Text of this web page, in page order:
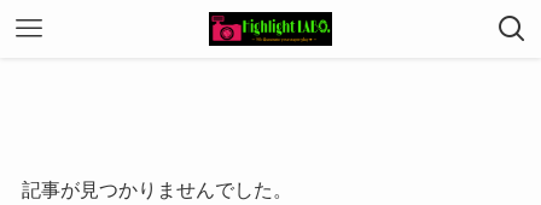
記事が見つかりませんでした。